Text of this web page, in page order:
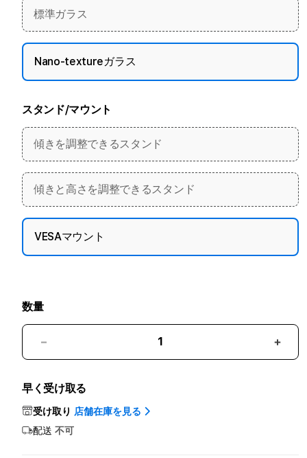
標準ガラス
Nano-textureガラス
スタンド/マウント
傾きを調整できるスタンド
傾きと高さを調整できるスタンド
VESAマウント
数量
Studio
Display
Nano-
texture
ガ
ラ
早く受け取る
受け取り 店舗在庫を見る
配送 不可